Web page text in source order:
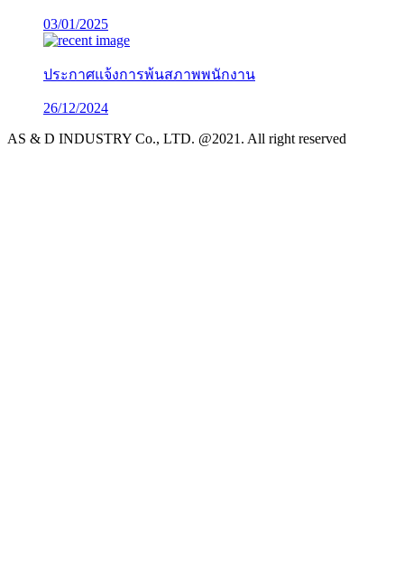
03/01/2025
ประกาศแจ้งการพ้นสภาพพนักงาน
26/12/2024
AS & D INDUSTRY Co., LTD. @2021. All right reserved